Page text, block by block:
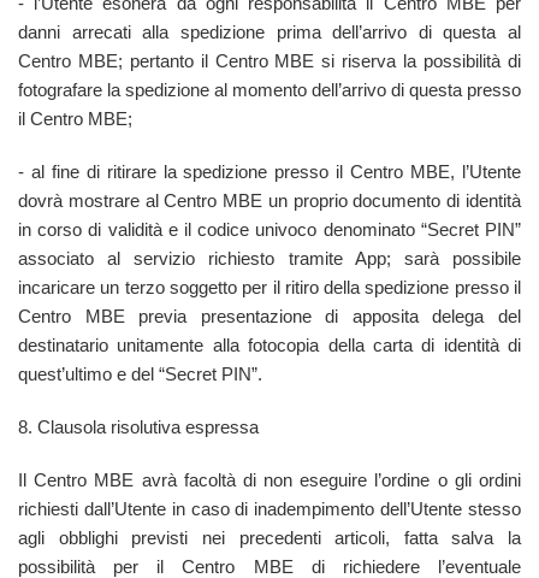
danni arrecati alla spedizione prima dell’arrivo di questa al
Centro MBE; pertanto il Centro MBE si riserva la possibilità di
fotografare la spedizione al momento dell’arrivo di questa presso
il Centro MBE;
- al fine di ritirare la spedizione presso il Centro MBE, l’Utente
dovrà mostrare al Centro MBE un proprio documento di identità
in corso di validità e il codice univoco denominato “Secret PIN”
associato al servizio richiesto tramite App; sarà possibile
incaricare un terzo soggetto per il ritiro della spedizione presso il
Centro MBE previa presentazione di apposita delega del
destinatario unitamente alla fotocopia della carta di identità di
quest’ultimo e del “Secret PIN”.
8. Clausola risolutiva espressa
Il Centro MBE avrà facoltà di non eseguire l’ordine o gli ordini
richiesti dall’Utente in caso di inadempimento dell’Utente stesso
agli obblighi previsti nei precedenti articoli, fatta salva la
possibilità per il Centro MBE di richiedere l’eventuale